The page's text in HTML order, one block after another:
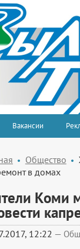
Вакансии
Общество
в домах
Коми
12:22 —